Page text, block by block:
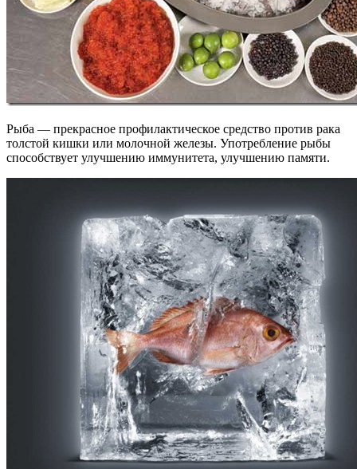
Рыба — прекрасное профилактическое средство против рака
толстой кишки или молочной железы. Употребление рыбы
способствует улучшению иммунитета, улучшению памяти.